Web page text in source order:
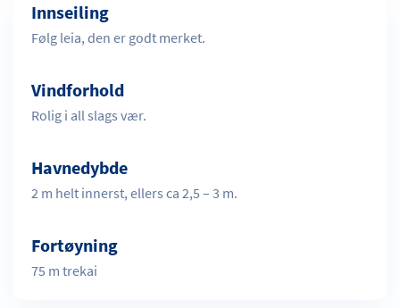
Innseiling
Følg leia, den er godt merket.
Vindforhold
Rolig i all slags vær.
Havnedybde
2 m helt innerst, ellers ca 2,5 – 3 m.
Fortøyning
75 m trekai